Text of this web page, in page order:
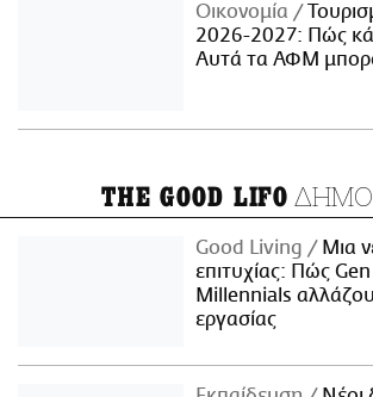
Οικονομία
2026-2027: Πώς
Αυτά τα ΑΦΜ
THE GOOD LIFO
Good Living
Μια
επιτυχίας: Πώς Gen
Millennials
εργασίας